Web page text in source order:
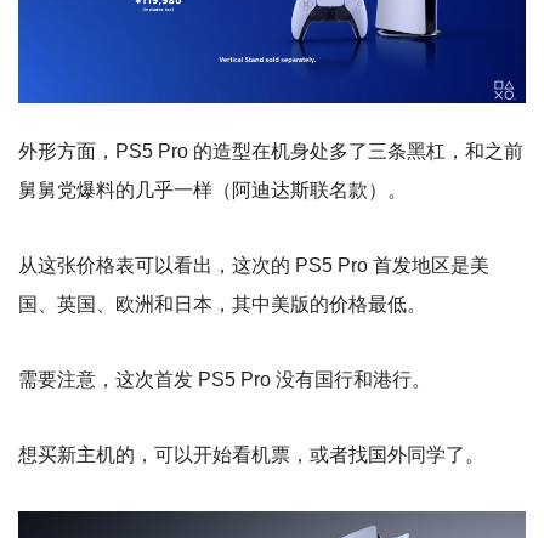
外形方面，PS5 Pro 的造型在机身处多了三条黑杠，和之前
舅舅党爆料的几乎一样（阿迪达斯联名款）。
从这张价格表可以看出，这次的 PS5 Pro 首发地区是美
国、英国、欧洲和日本，其中美版的价格最低。
需要注意，这次首发 PS5 Pro 没有国行和港行。
想买新主机的，可以开始看机票，或者找国外同学了。